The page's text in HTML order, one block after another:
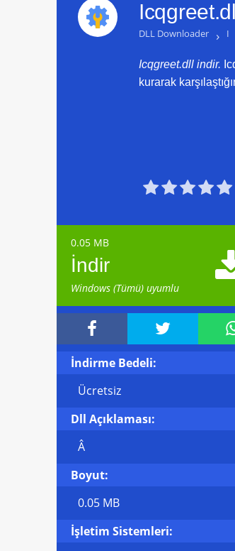
DLL Downloader › I
Icqgreet.dll indir.
kurarak

0.05 MB
İndir
Windows (Tümü) uyumlu
 
İndirme Bedeli:
Ücretsiz
Dll Açıklaması:
Â
Boyut:
0.05 MB
İşletim Sistemleri: